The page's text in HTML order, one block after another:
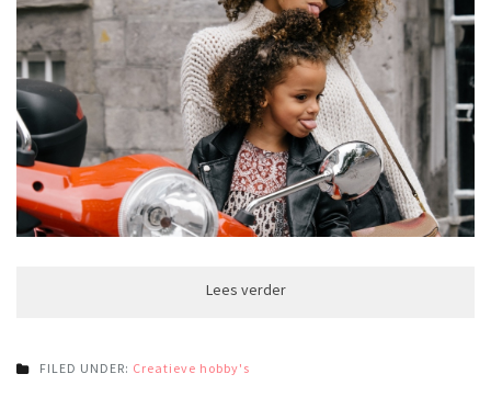
FILED UNDER: Creatieve hobby's